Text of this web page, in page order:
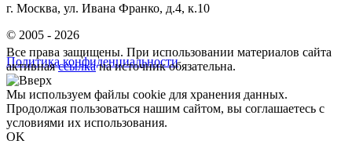
г. Москва, ул. Ивана Франко, д.4, к.10
© 2005 - 2026
Политика конфиденциальности
Все права защищены. При использовании материалов сайта
активнаяссылкана источник обязательна.
Мы используем файлы cookie для хранения данных.
Продолжая пользоваться нашим сайтом, вы соглашаетесь с
условиями их использования.
OK